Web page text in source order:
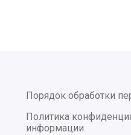
Порядок обработки
Политика
информации